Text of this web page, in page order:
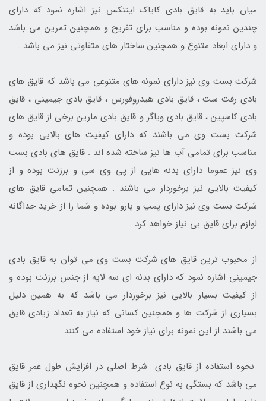
میان باید به قایق بادی کایاک اینتکس نیز اشاره نمود که دارای
چندین نمونه بوده و مناسب برای تفریح و همچنین تمرین می باشد
و دارای ابعاد متنوع و همچنین ساختار های متفاوتی نیز می باشد .
شرکت بست وی نیز دارای نمونه های متنوعی می باشد که قایق های
بادی رفت ست ، قایق بادی هیدروفورس ، قایق بادی جیمینی ، قایق
بادی کاسپین ، قایق بادی ویاگر و قایق بادی مارین برخی از قایق های
شرکت بست وی می باشند که دارای کیفیت های بالایی بوده و
مناسب برای تمامی آب ها نیز ساخته شده اند . قایق های بادی بست
وی نیز عموما دارای بدنه هایی از پی وی سی و برزنت بوده و از
کیفیت بالایی نیز برخوردار می باشند . همچنین تمامی قایق های
شرکت بست وی نیز دارای پمپ و پارو بوده و شما را از خرید جداگانه
لوازم برای قایق بی نیاز خواهد کرد .
از محبوب ترین قایق های شرکت بست وی می توان به قایق بادی
جیمینی اشاره نمود که دارای بدنه ای سه لایه از جنس برزنت بوده و
از کیفیت بسیار بالایی نیز برخوردار می باشد که به همین دلیل
بسیاری از شرکت ها و همچنین کسانی که نیاز به تعداد زیادی قایق
می باشند از این نمونه برای نیاز خود استفاده می کنند .
نحوه استفاده از قایق بادی شرط اصلی در افزایش طول عمر قایق
می باشد که بستگی به نوع استفاده و همچنین نحوه نگهداری از قایق